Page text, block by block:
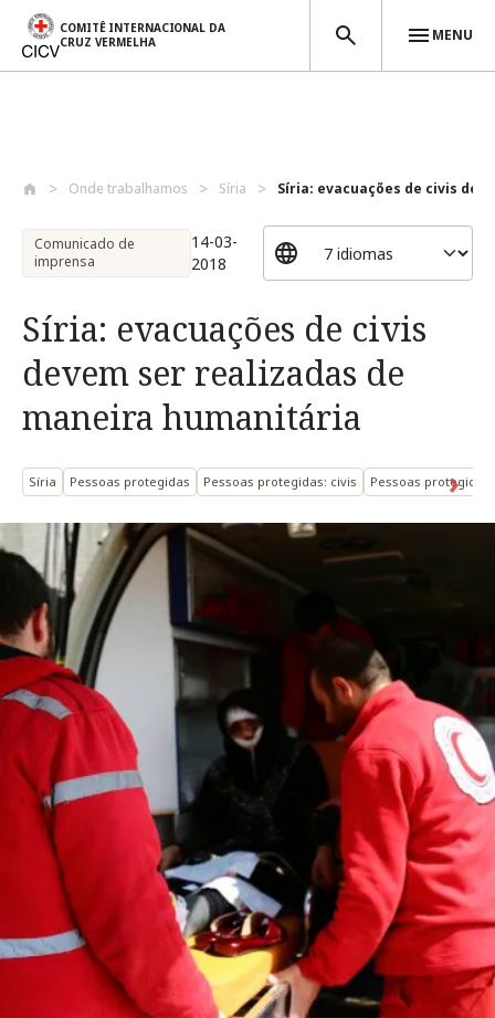
COMITÊ INTERNACIONAL DA
CRUZ VERMELHA
MENU
Onde trabalhamos Síria Síria: evacuações de civis
Comunicado de
imprensa
14-03-
2018
Síria: evacuações de civis
devem ser realizadas de
maneira humanitária
Síria Pessoas protegidas Pessoas protegidas: civis Pessoas